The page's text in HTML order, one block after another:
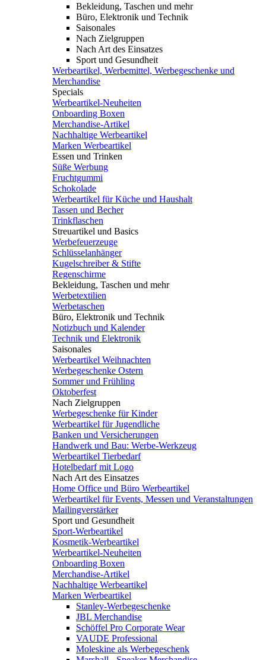
Bekleidung, Taschen und mehr
Büro, Elektronik und Technik
Saisonales
Nach Zielgruppen
Nach Art des Einsatzes
Sport und Gesundheit
Werbeartikel, Werbemittel, Werbegeschenke und
Merchandise
Specials
Werbeartikel-Neuheiten
Onboarding Boxen
Merchandise-Artikel
Nachhaltige Werbeartikel
Marken Werbeartikel
Essen und Trinken
Süße Werbung
Fruchtgummi
Schokolade
Werbeartikel für Küche und Haushalt
Tassen und Becher
Trinkflaschen
Streuartikel und Basics
Werbefeuerzeuge
Schlüsselanhänger
Kugelschreiber & Stifte
Regenschirme
Bekleidung, Taschen und mehr
Werbetextilien
Werbetaschen
Büro, Elektronik und Technik
Notizbuch und Kalender
Technik und Elektronik
Saisonales
Werbeartikel Weihnachten
Werbegeschenke Ostern
Sommer und Frühling
Oktoberfest
Nach Zielgruppen
Werbegeschenke für Kinder
Werbeartikel für Jugendliche
Banken und Versicherungen
Handwerk und Bau: Werbe-Werkzeug
Werbeartikel Tierbedarf
Hotelbedarf mit Logo
Nach Art des Einsatzes
Home Office und Büro Werbeartikel
Werbeartikel für Events, Messen und Veranstaltungen
Mailingverstärker
Sport und Gesundheit
Sport-Werbeartikel
Kosmetik-Werbeartikel
Werbeartikel-Neuheiten
Onboarding Boxen
Merchandise-Artikel
Nachhaltige Werbeartikel
Marken Werbeartikel
Stanley-Werbegeschenke
JBL Merchandise
Schöffel Pro Corporate Wear
VAUDE Professional
Moleskine als Werbegeschenk